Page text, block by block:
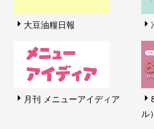
大豆油糧日報
月刊 メニューアイディア
ル）